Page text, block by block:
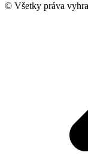
© Všetky práva